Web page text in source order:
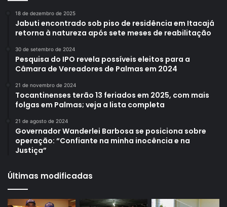
18 de dezembro de 2025
Jabuti encontrado sob piso de residência em Itacajá
retorna à natureza após sete meses de reabilitação
30 de setembro de 2024
Pesquisa do IPO revela possíveis eleitos para a
Câmara de Vereadores de Palmas em 2024
21 de novembro de 2024
Tocantinenses terão 13 feriados em 2025, com mais
folgas em Palmas; veja a lista completa
21 de agosto de 2024
Governador Wanderlei Barbosa se posiciona sobre
operação: “Confiante na minha inocência e na
Justiça”
Últimas modificadas